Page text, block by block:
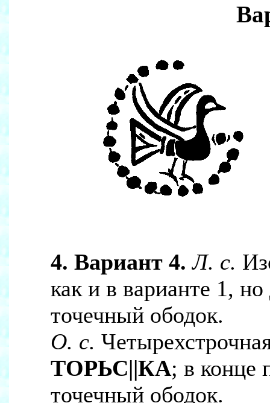
4. Вариант 4.Л. с.
как и в варианте 1,
точечный ободок.
О. с.
ТОРЬС||КА; в конце
точечный ободок.